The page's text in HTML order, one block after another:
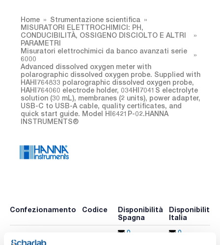
Home
Strumentazione scientifica
MISURATORI ELETTROCHIMICI: PH,
CONDUCIBILITÀ, OSSIGENO DISCIOLTO E ALTRI
PARAMETRI
Misuratori elettrochimici da banco avanzati serie
6000
Advanced dissolved oxygen meter with
polarographic dissolved oxygen probe. Supplied with
HAHI764833 polarographic dissolved oxygen probe,
HAHI764060 electrode holder, 034HI7041S electrolyte
solution (30 mL), membranes (2 units), power adapter,
USB-C to USB-A cable, quality certificates, and
quick start guide. Model HI6421P-02.HANNA
INSTRUMENTS®
Confezionamento Codice
Disponibilità
Spagna
Disponibilità
Italia
x u.
0 -
0 -